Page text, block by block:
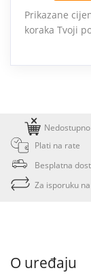
Prikazane
koraka Tvoji
Plati na rate
Besplatna
Za isporuku
O uređaju